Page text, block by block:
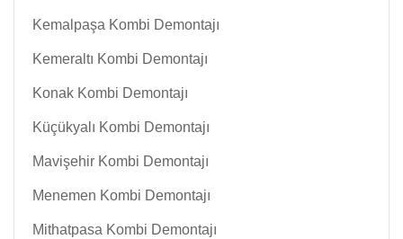
Kemalpaşa Kombi Demontajı
Kemeraltı Kombi Demontajı
Konak Kombi Demontajı
Küçükyalı Kombi Demontajı
Mavişehir Kombi Demontajı
Menemen Kombi Demontajı
Mithatpasa Kombi Demontajı